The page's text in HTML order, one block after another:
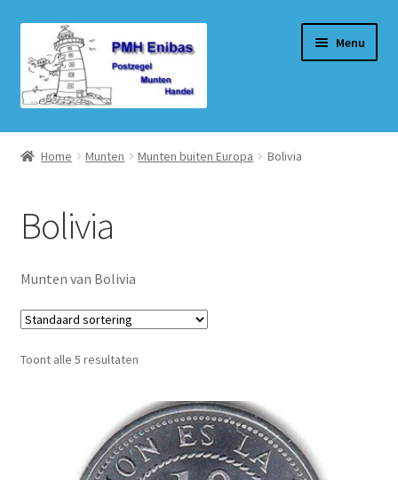
door
naar
navigatie
naar
de
inhoud
Menu
Home
Winkel
Winkelmand
Afrekenen
Mijn account
Privacybeleid PMH Enibas
Home Munten Munten buiten Europa Bolivia
Bolivia
Munten van Bolivia
Toont alle 5 resultaten